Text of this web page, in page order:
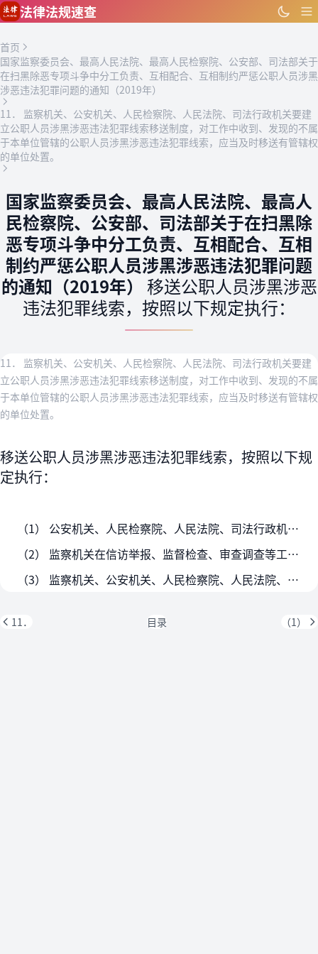
跳到主要内容
法律法规速查
首页
国家监察委员会、最高人民法院、最高人民检察院、公安部、司法部关于
在扫黑除恶专项斗争中分工负责、互相配合、互相制约严惩公职人员涉黑
涉恶违法犯罪问题的通知（2019年）
11． 监察机关、公安机关、人民检察院、人民法院、司法行政机关要建
立公职人员涉黑涉恶违法犯罪线索移送制度，对工作中收到、发现的不属
于本单位管辖的公职人员涉黑涉恶违法犯罪线索，应当及时移送有管辖权
的单位处置。
国家监察委员会、最高人民法院、最高人
民检察院、公安部、司法部关于在扫黑除
恶专项斗争中分工负责、互相配合、互相
制约严惩公职人员涉黑涉恶违法犯罪问题
的通知（2019年） 移送公职人员涉黑涉恶
违法犯罪线索，按照以下规定执行：
11． 监察机关、公安机关、人民检察院、人民法院、司法行政机关要建
立公职人员涉黑涉恶违法犯罪线索移送制度，对工作中收到、发现的不属
于本单位管辖的公职人员涉黑涉恶违法犯罪线索，应当及时移送有管辖权
的单位处置。
移送公职人员涉黑涉恶违法犯罪线索，按照以下规
定执行：
（1） 公安机关、人民检察院、人民法院、司法行政机关在工作中发现公职人员涉黑涉恶违法犯罪中的涉嫌贪污贿赂、失职渎职等职务违法和职务犯罪等应由监察机关管辖的问题线索，应当…
（2） 监察机关在信访举报、监督检查、审查调查等工作中发现公职人员涉黑涉恶违法犯罪线索的，应当将其中涉嫌包庇、纵容黑社会性质组织犯罪等由公安机关管辖的案件线索移送公安机…
（3） 监察机关、公安机关、人民检察院、人民法院、司法行政机关在工作中发现司法工作人员涉嫌利用职权实施的侵犯公民权利、损害司法公正案件线索的，根据有关规定，经沟通后协商…
11． 目录 （1）